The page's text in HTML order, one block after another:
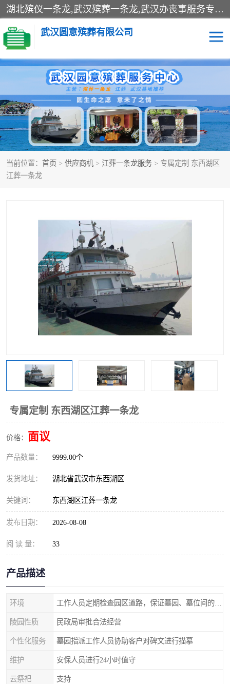
湖北殡仪一条龙,武汉殡葬一条龙,武汉办丧事服务专理红白佛事、病人临终关怀、医院或家中老人去世穿寿衣、灵车遗体接运、殡仪馆告别厅预约、办理火葬场手续、民俗丧事策划、遗体告别仪式、民俗礼仪服务、殡葬礼仪策划、陵园墓位导购、寺庙塔位择吉、往生功德策划、民俗功德策划、异地殡葬礼仪服务、异地骨灰接送返乡
武汉圆意殡葬有限公司
当前位置： 首页 > 供应商机 > 江葬一条龙服务 > 专属定制 东西湖区
江葬一条龙
专属定制 东西湖区江葬一条龙
价格： 面议
产品数量： 9999.00个
发货地址： 湖北省武汉市东西湖区
关键词： 东西湖区江葬一条龙
发布日期： 2026-08-08
阅 读 量： 33
产品描述
环境
陵园性质 民政局审批合法经营
个性化服务 墓园指派工作人员协助客户对碑文进行描摹
维护 安保人员进行24小时值守
云祭祀 支持
殡葬一条龙服务 江葬一条龙服务
武汉锦辉天堂文化园 仙鹤湖湿地公园
长乐园陵园 万福净土陵园
武汉市阳逻九龙宫陵园 石门峰人文纪念园